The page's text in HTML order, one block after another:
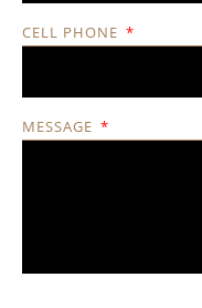
CELL PHONE
MESSAGE